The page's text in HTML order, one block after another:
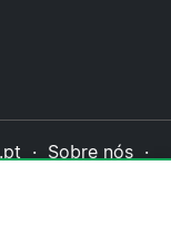
· Sobre nós ·